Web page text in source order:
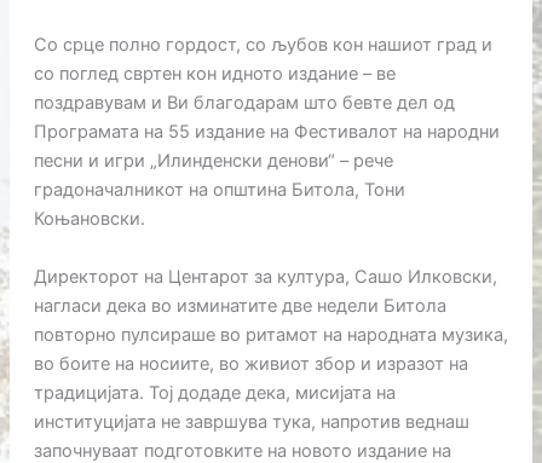
Со срце полно гордост, со љубов кон нашиот град и
со поглед свртен кон идното издание – ве
поздравувам и Ви благодарам што бевте дел од
Програмата на 55 издание на Фестивалот на народни
песни и игри „Илинденски денови“ – рече
градоначалникот на општина Битола, Тони
Коњановски.
Директорот на Центарот за култура, Сашо Илковски,
нагласи дека во изминатите две недели Битола
повторно пулсираше во ритамот на народната музика,
во боите на носиите, во живиот збор и изразот на
традицијата. Тој додаде дека, мисијата на
институцијата не завршува тука, напротив веднаш
започнуваат подготовките на новото издание на